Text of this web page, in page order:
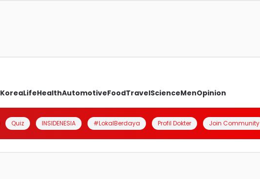
KoreaLifeHealthAutomotiveFoodTravelScienceMenOpinion
Quiz INSIDENESIA #LokalBerdaya Profil Dokter Join Community